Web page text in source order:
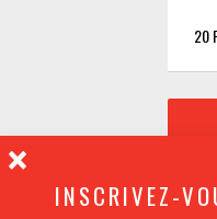
INSCRIVEZ-
20